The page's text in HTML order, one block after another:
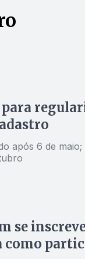
após 6 de
se
como